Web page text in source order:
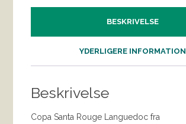
BESKRIVELSE
YDERLIGERE INFORMATION
Beskrivelse
Copa Santa Rouge Languedoc fra